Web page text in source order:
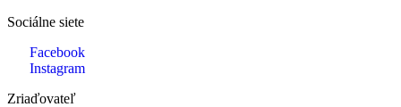
Sociálne siete
Facebook
Instagram
Zriaďovateľ